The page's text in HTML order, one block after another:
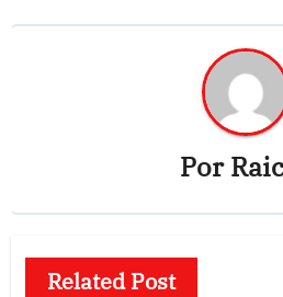
Por
Related Post